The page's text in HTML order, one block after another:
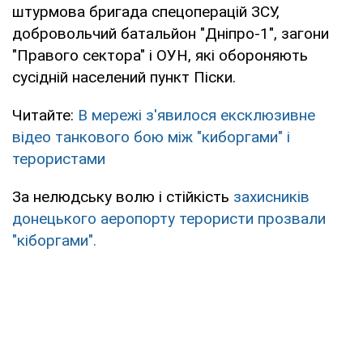
штурмова бригада спецоперацій ЗСУ,
добровольчий батальйон "Дніпро-1", загони
"Правого сектора" і ОУН, які обороняють
сусідній населений пункт Піски.
Читайте: В мережі з'явилося ексклюзивне
відео танкового бою між "киборгами" і
терористами
За нелюдську волю і стійкість захисників
донецького аеропорту терористи прозвали
"кіборгами".